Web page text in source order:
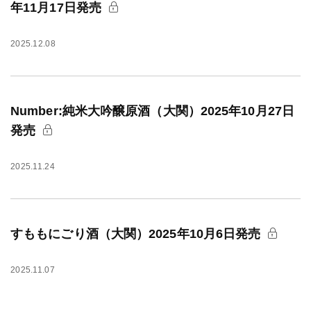
年11月17日発売
2025.12.08
Number:純米大吟醸原酒（大関）2025年10月27日
発売
2025.11.24
すももにごり酒（大関）2025年10月6日発売
2025.11.07